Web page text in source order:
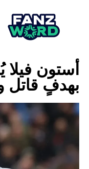
أستون
بهدفٍ قاتل